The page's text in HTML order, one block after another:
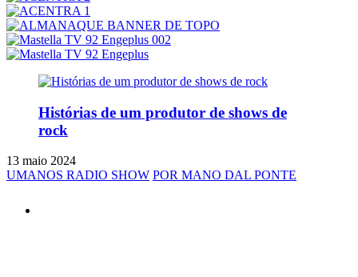
Histórias de um produtor de shows de
rock
13 maio 2024
UMANOS RADIO SHOW POR MANO DAL PONTE